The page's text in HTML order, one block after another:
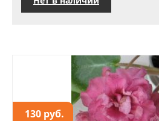
130 руб.